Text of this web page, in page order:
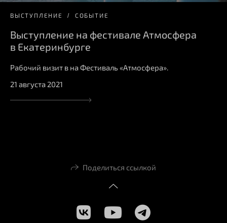
ВЫСТУПЛЕНИЕ СОБЫТИЕ
Выступление на фестивале Атмосфера
в Екатеринбурге
Рабочий визит в на Фестиваль «Атмосфера».
21 августа 2021
Поделиться ссылкой